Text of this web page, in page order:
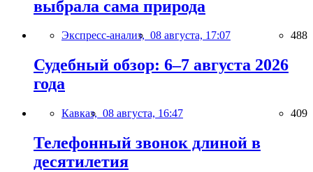
выбрала сама природа
Экспресс-анализ, 08 августа, 17:07 488
Судебный обзор: 6–7 августа 2026
года
Кавказ, 08 августа, 16:47 409
Телефонный звонок длиной в
десятилетия